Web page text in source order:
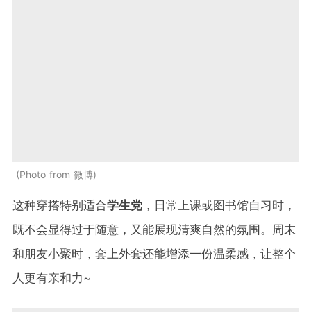
Photo from 微博
这种穿搭特别适合学生党 ，日常上课或图书馆自习时，
既不会显得过于随意，又能展现清爽自然的氛围。周末
和朋友小聚时，套上外套还能增添一份温柔感，让整个
人更有亲和力~